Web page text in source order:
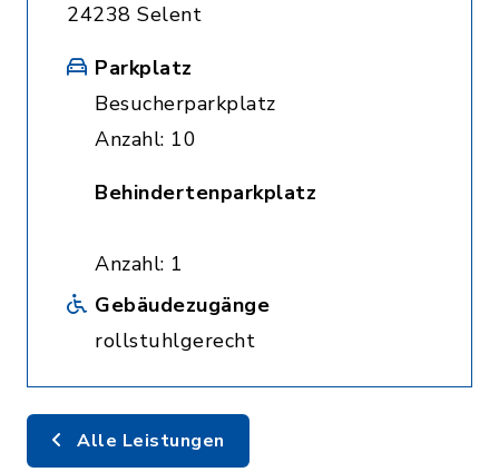
24238 Selent
Parkplatz
Besucherparkplatz
Anzahl: 10
Behindertenparkplatz
Anzahl: 1
Gebäudezugänge
rollstuhlgerecht
Alle Leistungen